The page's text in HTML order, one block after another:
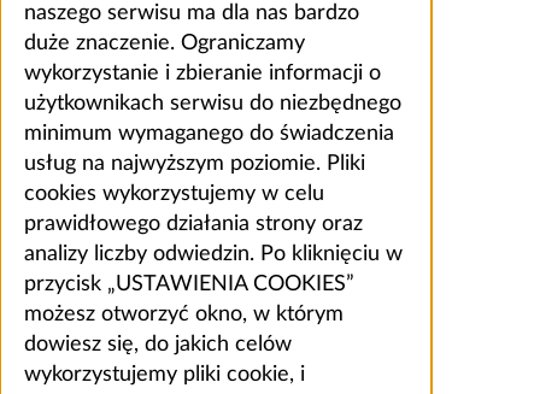
naszego serwisu ma dla nas bardzo
duże znaczenie. Ograniczamy
wykorzystanie i zbieranie informacji o
użytkownikach serwisu do niezbędnego
minimum wymaganego do świadczenia
usług na najwyższym poziomie. Pliki
cookies wykorzystujemy w celu
prawidłowego działania strony oraz
analizy liczby odwiedzin. Po kliknięciu w
przycisk „USTAWIENIA COOKIES”
możesz otworzyć okno, w którym
dowiesz się, do jakich celów
wykorzystujemy pliki cookie, i